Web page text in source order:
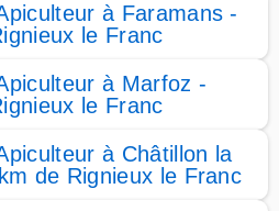
à Faramans -
le Franc
à Marfoz -
le Franc
à Châtillon la
de Rignieux le Franc